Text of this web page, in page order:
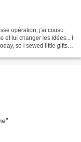
opération, j'ai cousu
et lui changer les idées... I
so I sewed little gifts